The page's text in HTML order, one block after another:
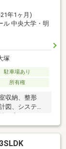
年1ヶ月)
ル 中央大学・明
塚
駐車場あり
所有権
収納、整形
図、システム
、庭、シャワ
コニー、床下
良好、都市ガ